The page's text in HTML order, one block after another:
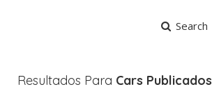
Search
Resultados Para Cars Publicados